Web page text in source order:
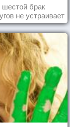
брак
не устраивает